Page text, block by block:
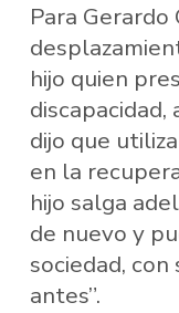
Para
hijo quien
discapacidad,
dijo que
en la
hijo salga
de nuevo y
sociedad, con
antes”.